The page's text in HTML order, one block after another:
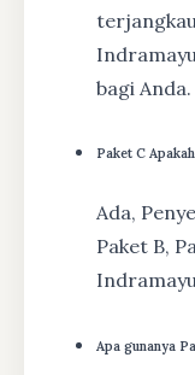
bagi Anda.
Paket C
Ada,
Paket B,
Apa gunanya